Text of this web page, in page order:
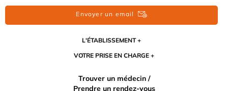
Envoyer un email
L'ÉTABLISSEMENT
VOTRE PRISE EN CHARGE
Trouver un médecin /
Prendre un rendez-vous